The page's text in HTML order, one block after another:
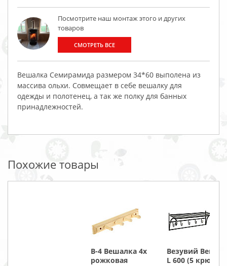
Посмотрите наш монтаж этого и других
товаров
СМОТРЕТЬ ВСЕ
Вешалка Семирамида размером 34*60 выполена из
массива ольхи. Совмещает в себе вешалку для
одежды и полотенец, а так же полку для банных
принадлежностей.
Похожие товары
В-4 Вешалка 4х
рожковая
Везувий
L 600 (5